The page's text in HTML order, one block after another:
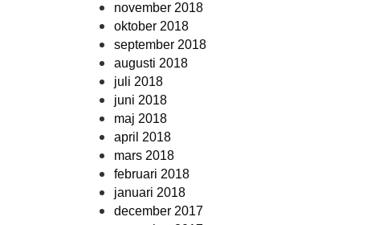
november 2018
oktober 2018
september 2018
augusti 2018
juli 2018
juni 2018
maj 2018
april 2018
mars 2018
februari 2018
januari 2018
december 2017